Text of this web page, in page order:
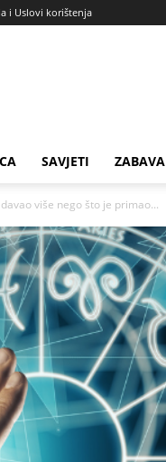
i Uslovi korištenja
SAVJETI ZABAVA
davao više nego što je primao...